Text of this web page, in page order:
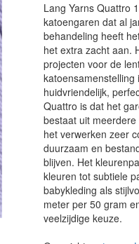
Lang Yarns Quattro
katoengaren dat al
behandeling heeft
het extra zacht aan.
projecten voor de
huidvriendelijk,
Quattro is dat het
bestaat uit
het verwerken zeer
duurzaam en
blijven. Het
kleuren tot subtiele
babykleding als
meter per 50 gram
veelzijdige keuze.